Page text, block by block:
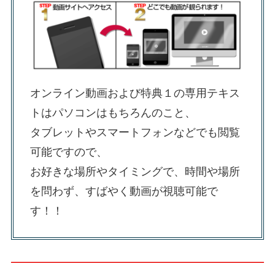
オンライン動画および特典１の専用テキス
トはパソコンはもちろんのこと、
タブレットやスマートフォンなどでも閲覧
可能ですので、
お好きな場所やタイミングで、時間や場所
を問わず、すばやく動画が視聴可能で
す！！